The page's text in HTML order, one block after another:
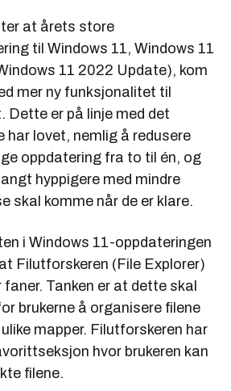
at årets store
til Windows 11, Windows 11
11 2022 Update), kom
mer ny funksjonalitet til
Dette er på linje med det
har lovet, nemlig å redusere
oppdatering fra to til én, og
hyppigere med mindre
skal komme når de er klare.
i Windows 11-oppdateringen
Filutforskeren (File Explorer)
Tanken er at dette skal
brukerne å organisere filene
mapper. Filutforskeren har
hvor brukeren kan
filene.